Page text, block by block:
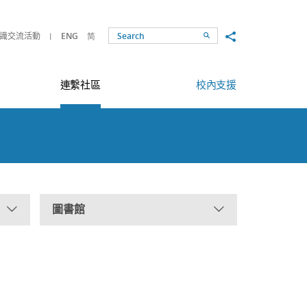
交流活動 ENG 简 SearchShare to
連繫社區 校內支援
圖書館